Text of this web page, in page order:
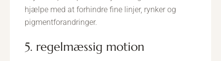
hjælpe med at forhindre fine linjer, rynker og
pigmentforandringer.
5. regelmæssig motion